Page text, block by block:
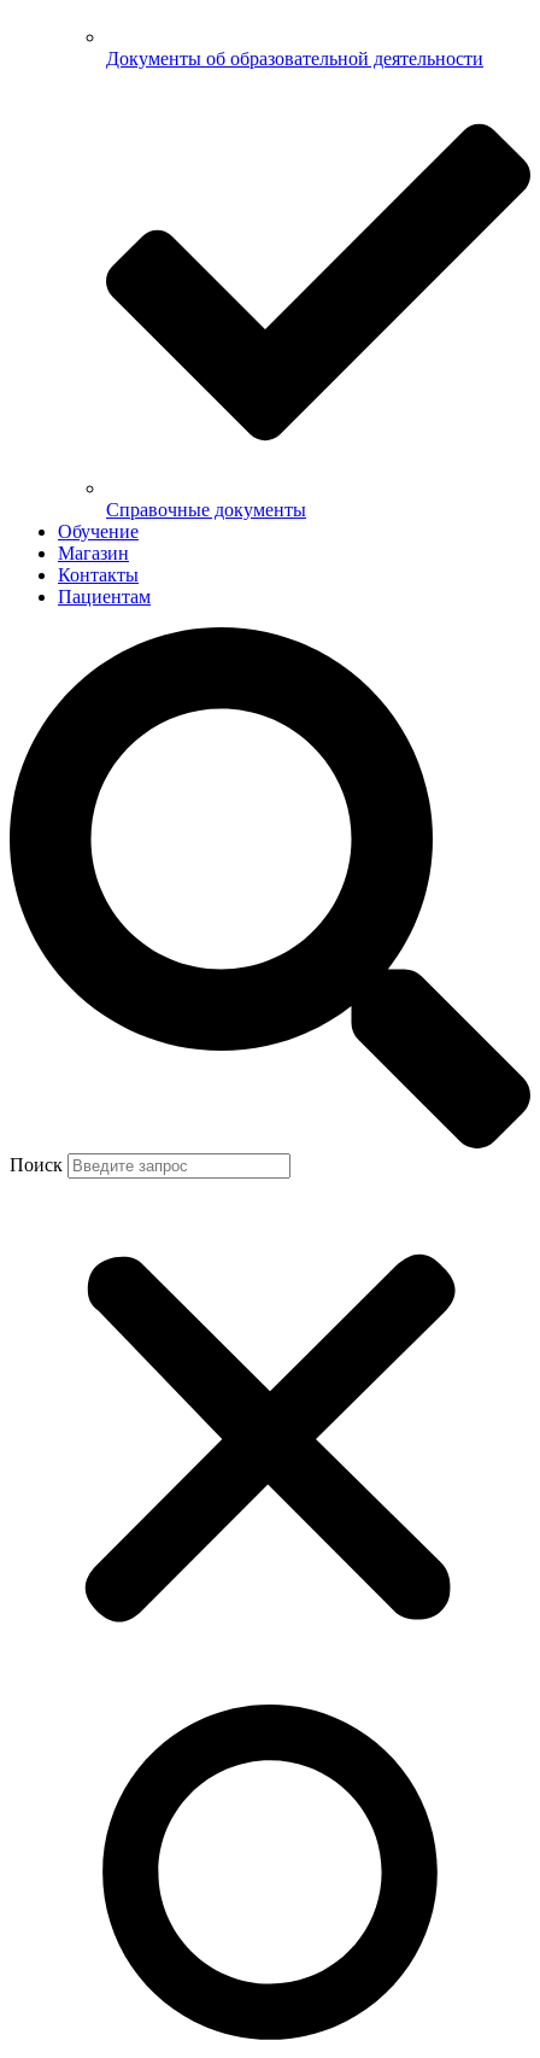
Документы об образовательной деятельности
Справочные документы
Обучение
Магазин
Контакты
Пациентам
Поиск